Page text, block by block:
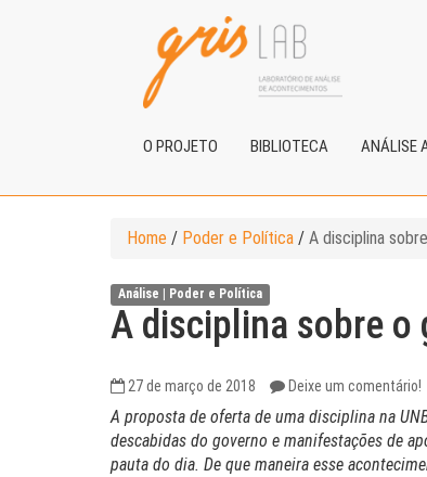
O PROJETO BIBLIOTECA ANÁLISE
Home / Poder e Política / A disciplina
Análise | Poder e Política
A disciplina sobre o
27 de março de 2018 Deixe um comentário!
A proposta de oferta de uma disciplina na
descabidas do governo e manifestações de
pauta do dia. De que maneira esse